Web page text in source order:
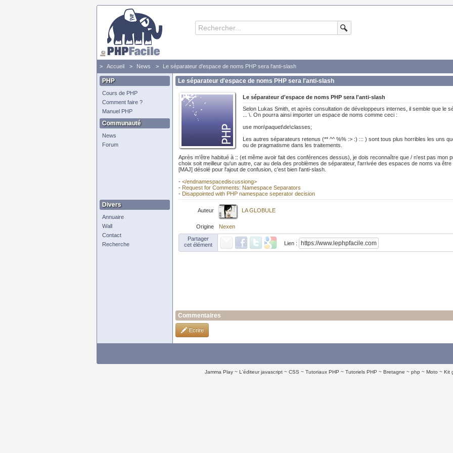
Accueil News Le séparateur d'espace de noms PHP sera l'anti-slash
PHP
Cours de PHP
Comment faire ?
Manuel PHP
Communauté
News
Forum
Divers
Annuaire
Wall
Contact
Recherche
Le séparateur d'espace de noms PHP sera l'anti-slash
Le séparateur d'espace de noms PHP sera l'anti-slash
Selon Lukas Smith, et après consultation de développeurs internes, il semble que le
... \. On pourra ainsi importer un espace de noms comme ceci :
use mon\paquet\de\classes;
Les autres séparateurs retenus (** ^^ %% :> :) ::: ) sont tous plus horribles les uns
ou de pragmatisme dans les traitements.
Après m'être habitué à :: (et même avoir fait des conférences dessus), je dois reconnaître que / n'est pas mon
choix soit meilleur qu'un autre, car au dela des problèmes de séparateur, l'arrivée des espaces de noms va
[MAJ] désolé pour l'ajout de confusion, c'est bien l'anti-slash.
- </endnamespacediscussiong>
- Request for Comments: Namespace Separators
- Disappointed with PHP namespace seperator decision
Auteur LA GLOBULE
Origine
Nexen
Partager
cet élément
Lien :
Commentaires
Ecrire
Jamma Play L'éditeur javascript CSS Tutoriaux PHP Tutoriels PHP Bretagne php Moto Kit